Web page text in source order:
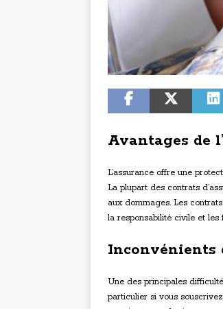
Avantages de
L’assurance offre une
La plupart des contrats
aux dommages. Les
la responsabilité civile et les
Inconvénients
Une des principales
particulier si vous